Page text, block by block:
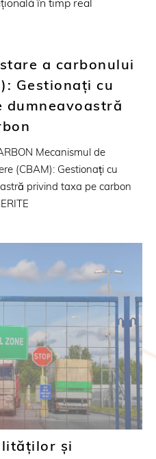
în timp real
a carbonului
Gestionați cu
Mecanismul de
(CBAM): Gestionați cu
privind taxa pe carbon
și